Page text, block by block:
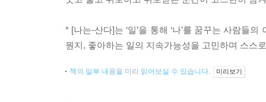
* [나는-산다]는 ‘일’을 통해 ‘나’를 꿈꾸는 사람들
뭔지, 좋아하는 일의 지속가능성을 고민하며 스스
책의 일부 내용을 미리 읽어보실 수 있습니다. 미리보기